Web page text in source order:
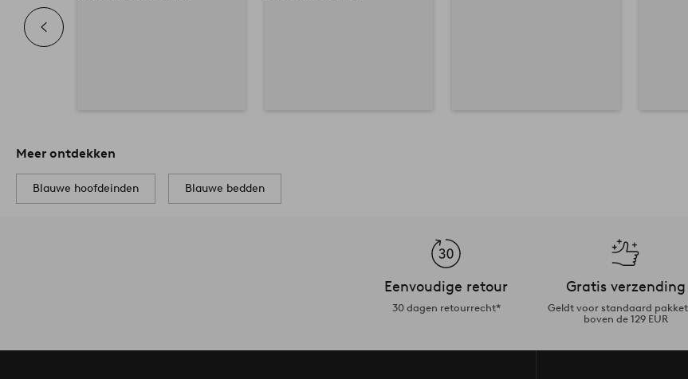
Meer ontdekken
Blauwe hoofdeinden Blauwe bedden
Eenvoudige retour
30 dagen retourrecht*
Gratis verzending
Geldt voor standaard
boven de 129 EUR